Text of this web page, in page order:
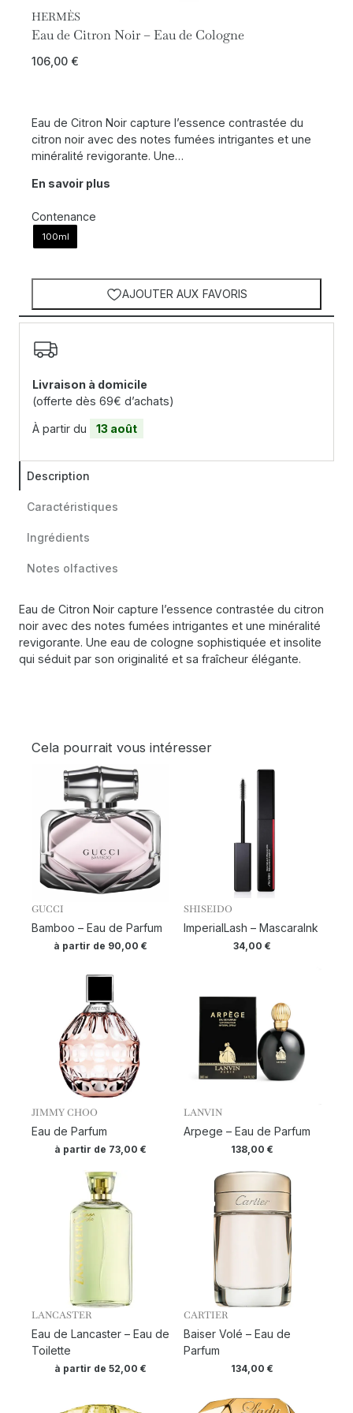
HERMÈS
Eau de Citron Noir – Eau de Cologne
106,00 €
Eau de Citron Noir capture l’essence contrastée du
citron noir avec des notes fumées intrigantes et une
minéralité revigorante. Une…
En savoir plus
Contenance
100ml
AJOUTER AUX FAVORIS
Livraison à domicile
(offerte dès 69€ d’achats)
À partir du 13 août
Description
Caractéristiques
Ingrédients
Notes olfactives
Eau de Citron Noir capture l’essence contrastée du citron
noir avec des notes fumées intrigantes et une minéralité
revigorante. Une eau de cologne sophistiquée et insolite
qui séduit par son originalité et sa fraîcheur élégante.
Cela pourrait vous intéresser
GUCCI
Bamboo – Eau de Parfum
à partir de 90,00€
SHISEIDO
ImperialLash – MascaraInk
34,00€
JIMMY CHOO
Eau de Parfum
à partir de 73,00€
LANVIN
Arpege – Eau de Parfum
138,00€
LANCASTER
Eau de Lancaster – Eau de
Toilette
à partir de52,00€
CARTIER
Baiser Volé – Eau de
Parfum
134,00€